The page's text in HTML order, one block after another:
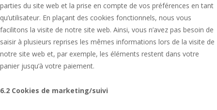
parties du site web et la prise en compte de vos préférences en tant
qu’utilisateur. En plaçant des cookies fonctionnels, nous vous
facilitons la visite de notre site web. Ainsi, vous n’avez pas besoin de
saisir à plusieurs reprises les mêmes informations lors de la visite de
notre site web et, par exemple, les éléments restent dans votre
panier jusqu’à votre paiement.
6.2 Cookies de marketing/suivi